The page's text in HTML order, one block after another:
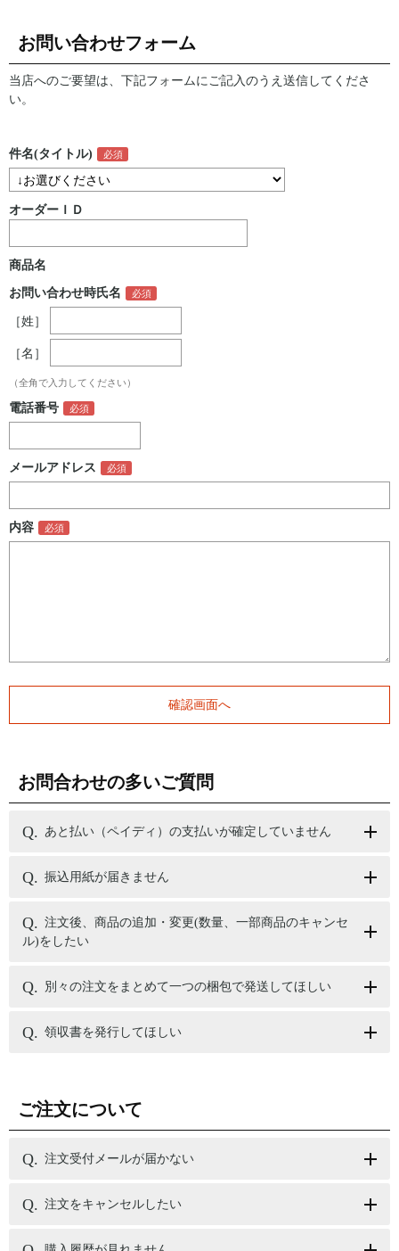
お問い合わせフォーム
当店へのご要望は、下記フォームにご記入のうえ送信してくださ
い。
件名(タイトル)
オーダーＩＤ
商品名
お問い合わせ時氏名
［姓］
［名］
（全角で入力してください）
電話番号
メールアドレス
内容
お問合わせの多いご質問
あと払い（ペイディ）の支払いが確定していません
振込用紙が届きません
注文後、商品の追加・変更(数量、一部商品のキャンセ
ル)をしたい
別々の注文をまとめて一つの梱包で発送してほしい
領収書を発行してほしい
ご注文について
注文受付メールが届かない
注文をキャンセルしたい